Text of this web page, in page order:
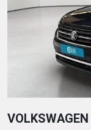
VOLKSWAGEN